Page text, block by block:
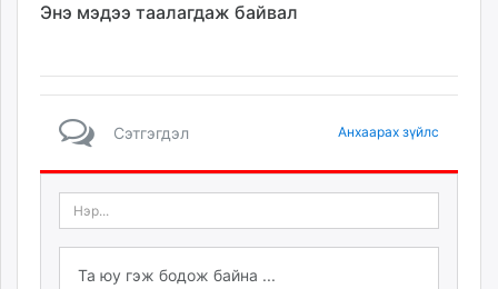
Энэ мэдээ таалагдаж байвал
Сэтгэгдэл Анхаарах зүйлс